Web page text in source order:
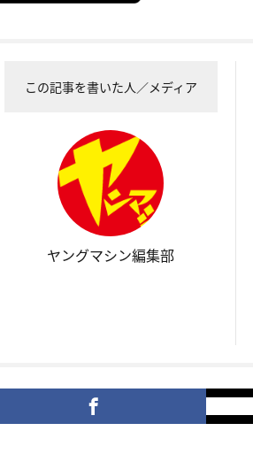
この記事を書いた人／メディア
ヤングマシン編集部